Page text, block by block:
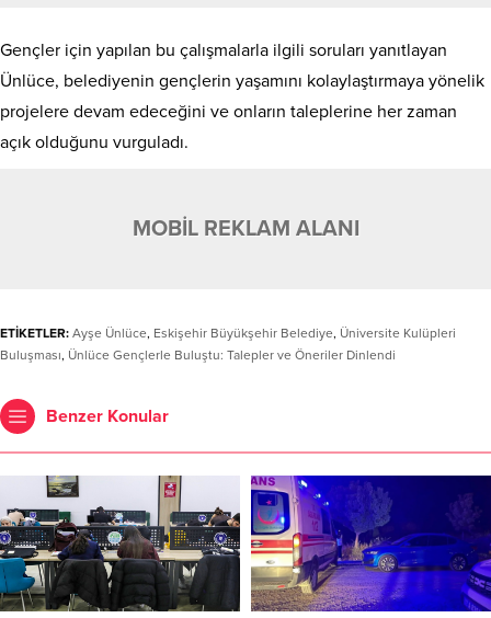
Gençler için yapılan bu çalışmalarla ilgili soruları yanıtlayan
Ünlüce, belediyenin gençlerin yaşamını kolaylaştırmaya yönelik
projelere devam edeceğini ve onların taleplerine her zaman
açık olduğunu vurguladı.
MOBİL REKLAM ALANI
ETİKETLER: Ayşe Ünlüce, Eskişehir Büyükşehir Belediye, Üniversite Kulüpleri
Buluşması, Ünlüce Gençlerle Buluştu: Talepler ve Öneriler Dinlendi
Benzer Konular